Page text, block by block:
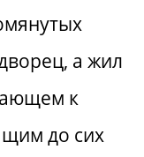
а жил
к
до сих